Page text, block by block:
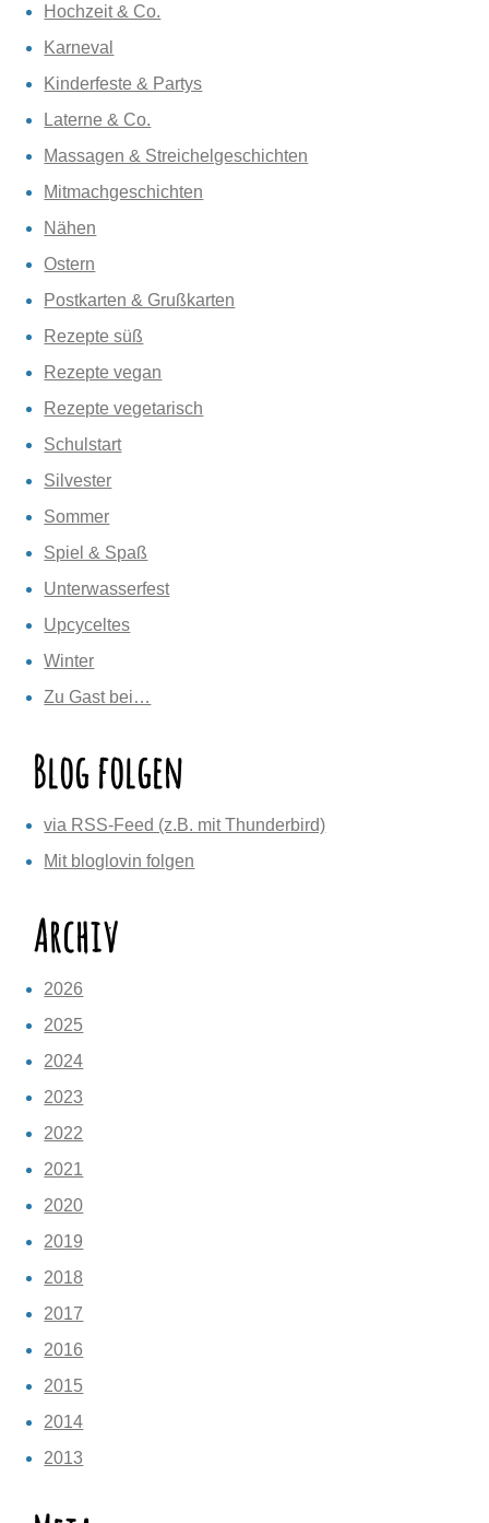
Hochzeit & Co.
Karneval
Kinderfeste & Partys
Laterne & Co.
Massagen & Streichelgeschichten
Mitmachgeschichten
Nähen
Ostern
Postkarten & Grußkarten
Rezepte süß
Rezepte vegan
Rezepte vegetarisch
Schulstart
Silvester
Sommer
Spiel & Spaß
Unterwasserfest
Upcyceltes
Winter
Zu Gast bei…
Blog folgen
via RSS-Feed (z.B. mit Thunderbird)
Mit bloglovin folgen
Archiv
2026
2025
2024
2023
2022
2021
2020
2019
2018
2017
2016
2015
2014
2013